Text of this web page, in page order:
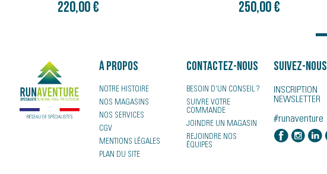
250,00 € 4,00 €
À propos
NOTRE HISTOIRE
NOS MAGASINS
NOS SERVICES
CGV
MENTIONS LÉGALES
PLAN DU SITE
Contactez-nous
BESOIN D'UN CONSEIL ?
SUIVRE VOTRE
COMMANDE
JOINDRE UN MAGASIN
REJOINDRE NOS
ÉQUIPES
Suivez-nous
INSCRIPTION
NEWSLETTER
#runaventure